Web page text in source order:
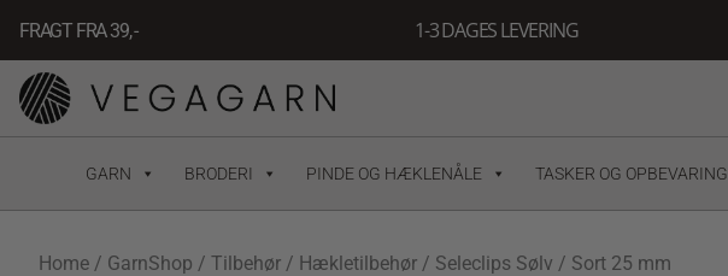
indholdet
FRAGT FRA 39, - 1-3 DAGES LEVERING
GARN BRODERI PINDE OG HÆKLENÅLE TASKER OG OPBEVARING
Home / GarnShop / Tilbehør / Hækletilbehør / Seleclips Sølv / Sort 25 mm